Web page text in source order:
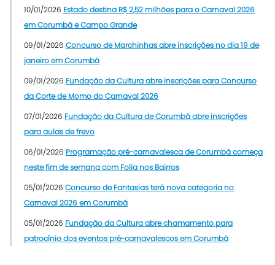
10/01/2026 Estado destina R$ 2,52 milhões para o Carnaval 2026
em Corumbá e Campo Grande
09/01/2026 Concurso de Marchinhas abre inscrições no dia 19 de
janeiro em Corumbá
09/01/2026 Fundação da Cultura abre inscrições para Concurso
da Corte de Momo do Carnaval 2026
07/01/2026 Fundação da Cultura de Corumbá abre inscrições
para aulas de frevo
06/01/2026 Programação pré-carnavalesca de Corumbá começa
neste fim de semana com Folia nos Bairros
05/01/2026 Concurso de Fantasias terá nova categoria no
Carnaval 2026 em Corumbá
05/01/2026 Fundação da Cultura abre chamamento para
patrocínio dos eventos pré-carnavalescos em Corumbá